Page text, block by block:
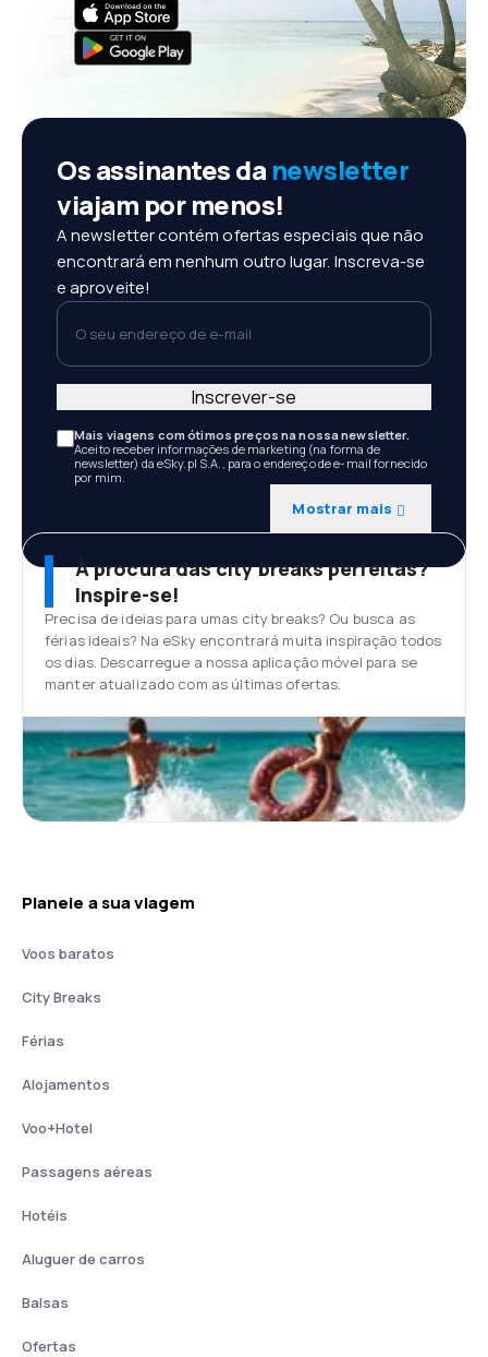
Os assinantes da newsletter
viajam por menos!
A newsletter contém ofertas especiais que não
encontrará em nenhum outro lugar. Inscreva-se
e aproveite!
O seu endereço de e-mail
Mais viagens com ótimos preços na nossa newsletter.
Aceito receber informações de marketing (na forma de
newsletter) da eSky.pl S.A., para o endereço de e-mail fornecido
por mim.
Mostrar mais
Inscrever-se
À procura das city breaks perfeitas?
Inspire-se!
Precisa de ideias para umas city breaks? Ou busca as
férias ideais? Na eSky encontrará muita inspiração todos
os dias. Descarregue a nossa aplicação móvel para se
manter atualizado com as últimas ofertas.
Planeie a sua viagem
Voos baratos
City Breaks
Férias
Alojamentos
Voo+Hotel
Passagens aéreas
Hotéis
Aluguer de carros
Balsas
Ofertas